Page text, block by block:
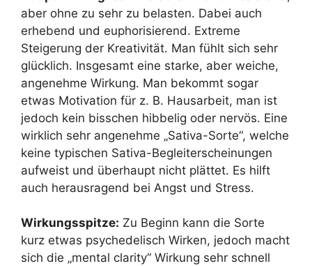
aber ohne zu sehr zu belasten. Dabei auch
erhebend und euphorisierend. Extreme
Steigerung der Kreativität. Man fühlt sich sehr
glücklich. Insgesamt eine starke, aber weiche,
angenehme Wirkung. Man bekommt sogar
etwas Motivation für z. B. Hausarbeit, man ist
jedoch kein bisschen hibbelig oder nervös. Eine
wirklich sehr angenehme „Sativa-Sorte“, welche
keine typischen Sativa-Begleiterscheinungen
aufweist und überhaupt nicht plättet. Es hilft
auch herausragend bei Angst und Stress.
Wirkungsspitze: Zu Beginn kann die Sorte
kurz etwas psychedelisch Wirken, jedoch macht
sich die „mental clarity“ Wirkung sehr schnell